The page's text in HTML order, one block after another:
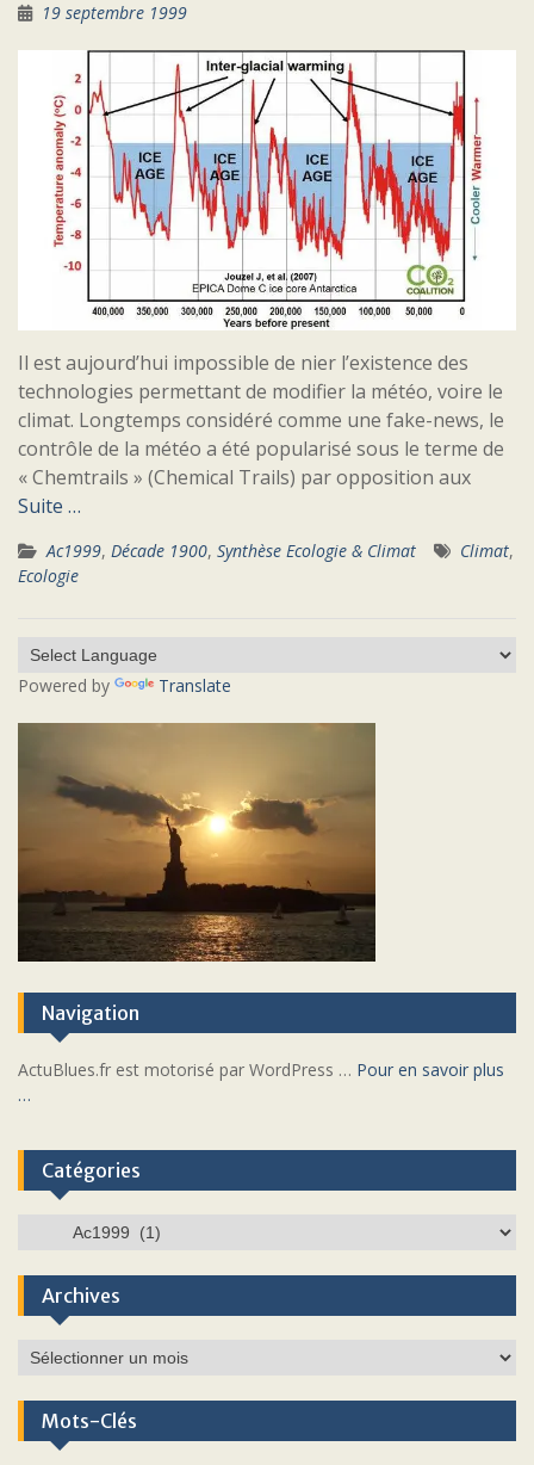
19 septembre 1999
Il est aujourd’hui impossible de nier l’existence des
technologies permettant de modifier la météo, voire le
climat. Longtemps considéré comme une fake-news, le
contrôle de la météo a été popularisé sous le terme de
« Chemtrails » (Chemical Trails) par opposition aux
Suite …
Ac1999, Décade 1900, Synthèse Ecologie & Climat Climat,
Ecologie
Powered by Translate
Navigation
ActuBlues.fr est motorisé par WordPress … Pour en savoir plus
…
Catégories
Catégories
Archives
Archives
Mots-Clés